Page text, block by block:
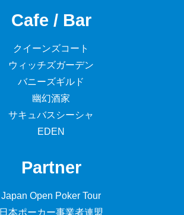
Cafe / Bar
クイーンズコート
ウィッチズガーデン
バニーズギルド
幽幻酒家
サキュバスシーシャ
EDEN
Partner
Japan Open Poker Tour
日本ポーカー事業者連盟